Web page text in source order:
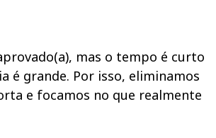
mas o tempo é curto
é grande. Por isso, eliminamos
e focamos no que realmente